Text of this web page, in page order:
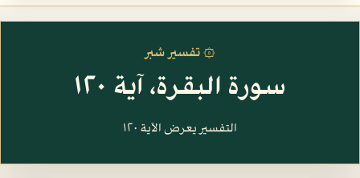
۞ تفسير شبر
سورة البقرة، آية ١٢٠
التفسير يعرض الآية ١٢٠